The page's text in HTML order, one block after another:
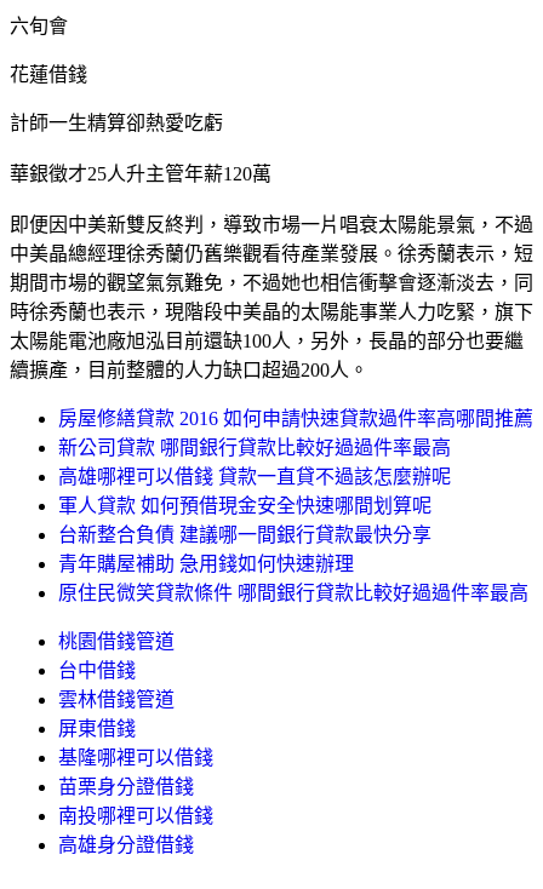
六旬會
花蓮借錢
計師一生精算卻熱愛吃虧
華銀徵才25人升主管年薪120萬
即便因中美新雙反終判，導致市場一片唱衰太陽能景氣，不過
中美晶總經理徐秀蘭仍舊樂觀看待產業發展。徐秀蘭表示，短
期間市場的觀望氣氛難免，不過她也相信衝擊會逐漸淡去，同
時徐秀蘭也表示，現階段中美晶的太陽能事業人力吃緊，旗下
太陽能電池廠旭泓目前還缺100人，另外，長晶的部分也要繼
續擴產，目前整體的人力缺口超過200人。
房屋修繕貸款 2016 如何申請快速貸款過件率高哪間推薦
新公司貸款 哪間銀行貸款比較好過過件率最高
高雄哪裡可以借錢 貸款一直貸不過該怎麼辦呢
軍人貸款 如何預借現金安全快速哪間划算呢
台新整合負債 建議哪一間銀行貸款最快分享
青年購屋補助 急用錢如何快速辦理
原住民微笑貸款條件 哪間銀行貸款比較好過過件率最高
桃園借錢管道
台中借錢
雲林借錢管道
屏東借錢
基隆哪裡可以借錢
苗栗身分證借錢
南投哪裡可以借錢
高雄身分證借錢